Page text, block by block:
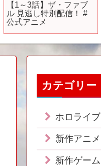
【1～3話】ザ・ファブ
ル 見逃し特別配信！ #
公式アニメ
カテゴリー
ホロライブ
新作アニメ
新作ゲーム